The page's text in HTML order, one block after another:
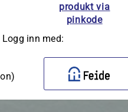
produkt via
pinkode
Logg inn med: